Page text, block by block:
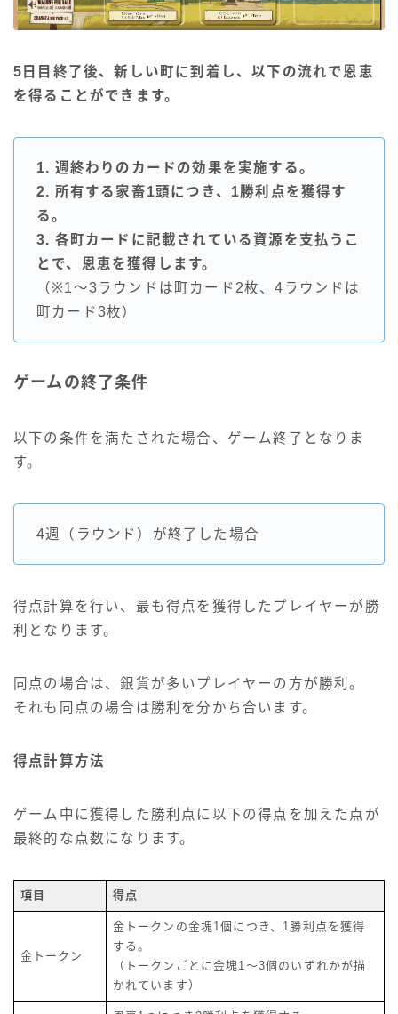
5日目終了後、新しい町に到着し、以下の流れで恩恵
を得ることができます。
1. 週終わりのカードの効果を実施する。
2. 所有する家畜1頭につき、1勝利点を獲得す
る。
3. 各町カードに記載されている資源を支払うこ
とで、恩恵を獲得します。
（※1～3ラウンドは町カード2枚、4ラウンドは
町カード3枚）
ゲームの終了条件
以下の条件を満たされた場合、ゲーム終了となりま
す。
4週（ラウンド）が終了した場合
得点計算を行い、最も得点を獲得したプレイヤーが勝
利となります。
同点の場合は、銀貨が多いプレイヤーの方が勝利。
それも同点の場合は勝利を分かち合います。
得点計算方法
ゲーム中に獲得した勝利点に以下の得点を加えた点が
最終的な点数になります。
項目 得点
金トークン
金トークンの金塊1個につき、1勝利点を獲得
する。
（トークンごとに金塊1～3個のいずれかが描
かれています）